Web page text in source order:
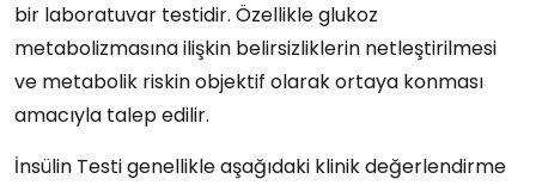
bir laboratuvar testidir. Özellikle glukoz
metabolizmasına ilişkin belirsizliklerin netleştirilmesi
ve metabolik riskin objektif olarak ortaya konması
amacıyla talep edilir.
İnsülin Testi genellikle aşağıdaki klinik değerlendirme